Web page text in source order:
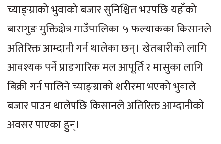
च्याङ्ग्राको भुवाको बजार सुनिश्चित भएपछि यहाँको
बारागुङ मुक्तिक्षेत्र गाउँपालिका-५ फल्याकका किसानले
अतिरिक्त आम्दानी गर्न थालेका छन्। खेतबारीको लागि
आवश्यक पर्ने प्राङगारिक मल आपूर्ति र मासुका लागि
बिक्री गर्न पालिने च्याङ्ग्राको शरीरमा भएको भुवाले
बजार पाउन थालेपछि किसानले अतिरिक्त आम्दानीको
अवसर पाएका हुुन्।